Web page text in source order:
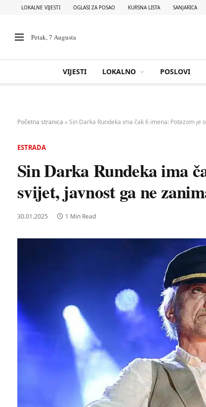
LOKALNE VIJESTI OGLASI ZA POSAO KURSNA LISTA SANJARICA
Petak, 7 Augusta
VIJESTI LOKALNO POSLOVI
Početna stranica »Sin Darka Rundeka ima čak 6 imena: Potezom je
ESTRADA
Sin Darka Rundeka ima
svijet, javnost ga ne
30.01.2025 1 Min Read